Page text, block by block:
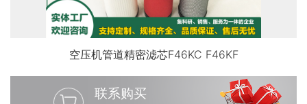
空压机管道精密滤芯F46KC F46KF
联系购买